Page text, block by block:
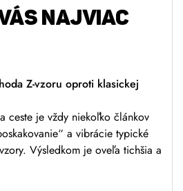
NAJVIAC
Z-vzoru oproti klasickej
ceste je vždy niekoľko článkov
a vibrácie typické
Výsledkom je oveľa tichšia a